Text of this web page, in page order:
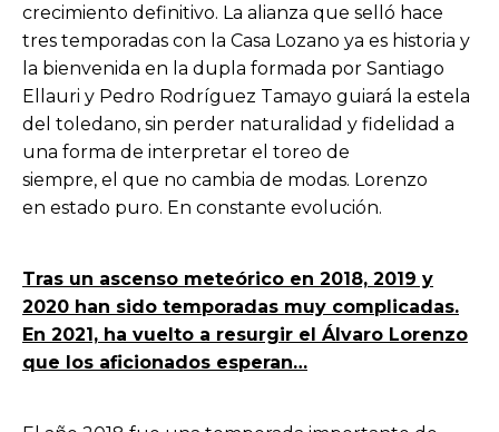
crecimiento definitivo. La alianza que selló hace
tres temporadas con la Casa Lozano ya es historia y
la bienvenida en la dupla formada por Santiago
Ellauri y Pedro Rodríguez Tamayo guiará la estela
del toledano, sin perder naturalidad y fidelidad a
una forma de interpretar el toreo de
siempre, el que no cambia de modas. Lorenzo
en estado puro. En constante evolución.
Tras un ascenso meteórico en 2018, 2019 y
2020 han sido temporadas muy complicadas.
En 2021, ha vuelto a resurgir el Álvaro Lorenzo
que los aficionados esperan…